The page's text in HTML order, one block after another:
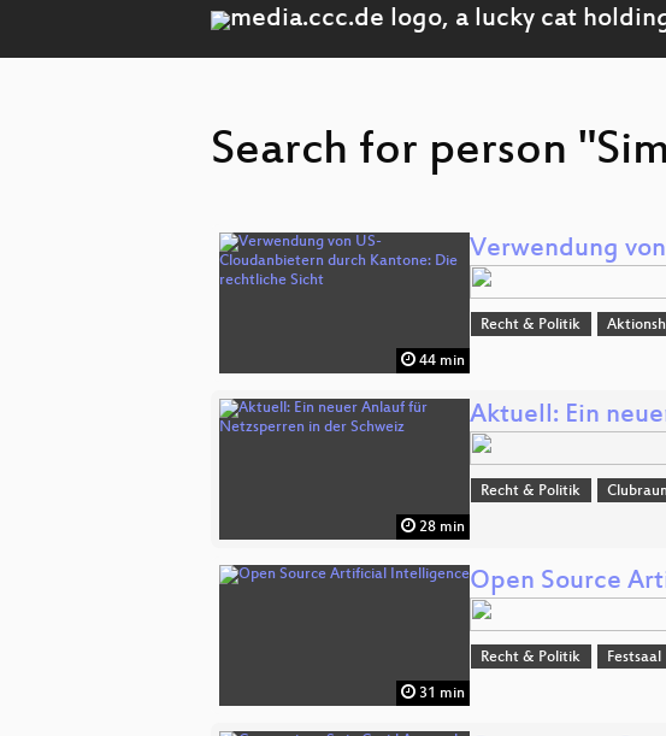
Search for person
44 min
Verwendung
Recht & Politik
28 min
Aktuell: Ein
Recht & Politik
31 min
Open Source
Recht & Politik Festsaal